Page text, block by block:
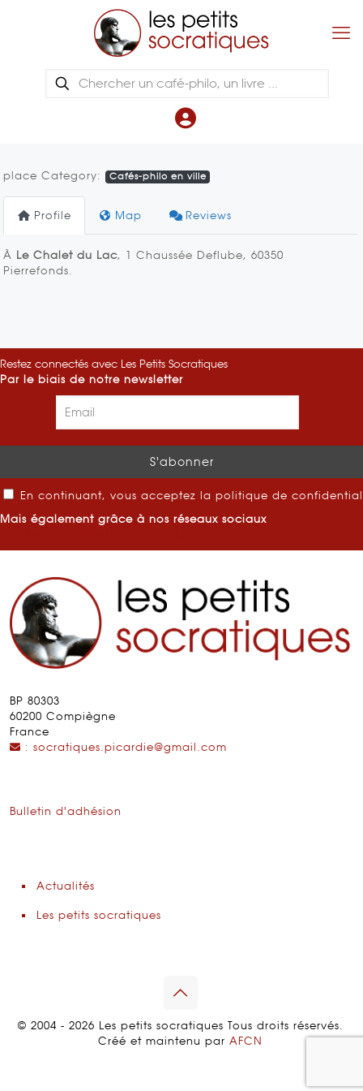
place Category: Cafés-philo en ville
Profile Map Reviews
À Le Chalet du Lac, 1 Chaussée Deflube, 60350
Pierrefonds.
Restez connectés avec Les Petits Socratiques
Par le biais de notre newsletter
En continuant, vous acceptez la politique de
Mais également grâce à nos réseaux sociaux
BP 80303
60200 Compiègne
France
: socratiques.picardie@gmail.com
Bulletin d'adhésion
Actualités
Les petits socratiques
© 2004 - 2026 Les petits socratiques Tous droits réservés.
Créé et maintenu par AFCN